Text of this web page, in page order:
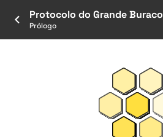
Protocolo do Grande Buraco
Prólogo